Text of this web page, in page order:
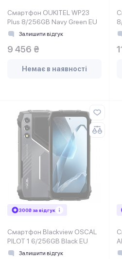
Смартфон OUKITEL WP23
Plus 8/256GB Navy Green EU
Залишити відгук
9 456 ₴
Немає в наявності
300₴ за відгук
Смартфон Blackview OSCAL
PILOT 1 6/256GB Black EU
Залишити відгук